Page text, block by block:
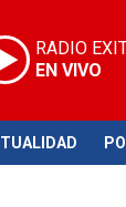
RADIO
EN VIVO